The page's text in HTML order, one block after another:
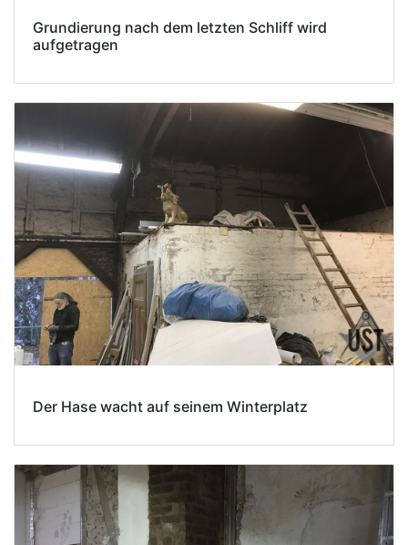
Grundierung nach dem letzten Schliff wird
aufgetragen
Der Hase wacht auf seinem Winterplatz